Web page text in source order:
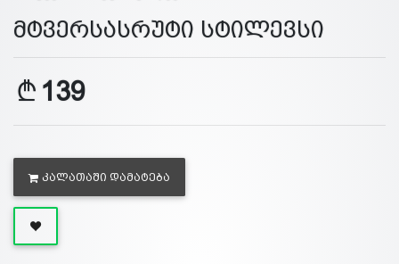
მტვერსასრუტი სტილევსი
139
ᲙᲐᲚᲐᲗᲐᲨᲘ ᲓᲐᲛᲐᲢᲔᲑᲐ